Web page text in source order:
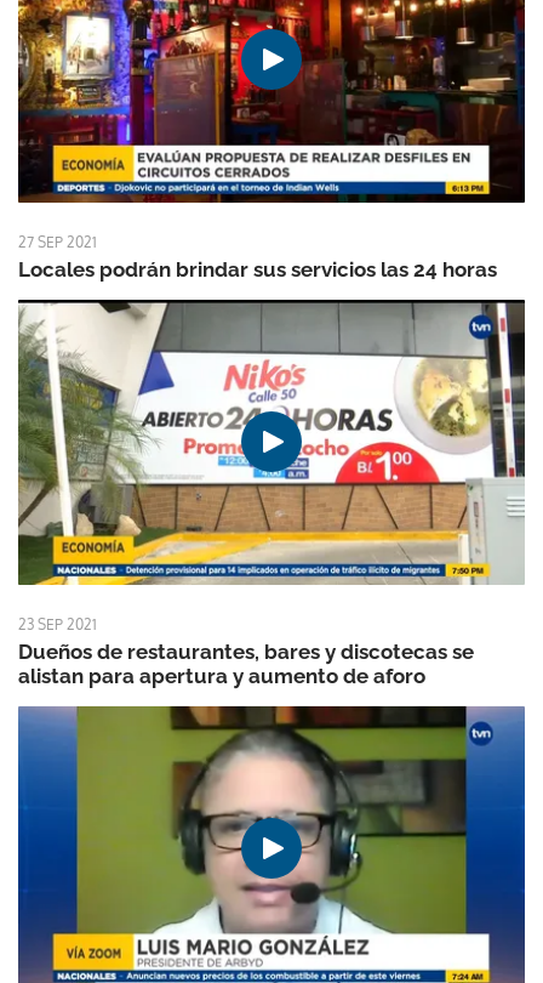
27 SEP 2021
Locales podrán brindar sus servicios las 24 horas
23 SEP 2021
Dueños de restaurantes, bares y discotecas se
alistan para apertura y aumento de aforo